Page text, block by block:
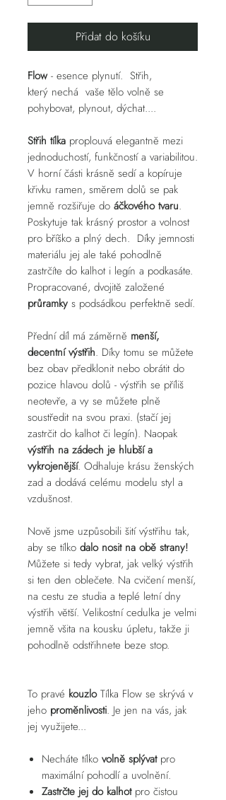
Přidat do košíku
Flow- esence plynutí. Střih,
který nechá vaše tělo volně se
pohybovat, plynout, dýchat....
Střih tílka proplouvá elegantně mezi
jednoduchostí, funkčností a variabilitou.
V horní části krásně sedí a kopíruje
křivku ramen, směrem dolů se pak
jemně rozšiřuje do áčkového tvaru.
Poskytuje tak krásný prostor a volnost
pro bříško a plný dech. Díky jemnosti
materiálu jej ale také pohodlně
zastrčíte do kalhot i legín a podkasáte.
Propracované, dvojitě založené
průramky s podsádkou perfektně sedí.
Přední díl má záměrně menší,
decentní výstřih. Díky tomu se můžete
bez obav předklonit nebo obrátit do
pozice hlavou dolů - výstřih se příliš
neotevře, a vy se můžete plně
soustředit na svou praxi. (stačí jej
zastrčit do kalhot či legín). Naopak
výstřih na zádech je hlubší a
vykrojenější. Odhaluje krásu ženských
zad a dodává celému modelu styl a
vzdušnost.
Nově jsme uzpůsobili šití výstřihu tak,
aby se tílko dalo nosit na obě strany!
Můžete si tedy vybrat, jak velký výstřih
si ten den oblečete. Na cvičení menší,
na cestu ze studia a teplé letní dny
výstřih větší. Velikostní cedulka je velmi
jemně všita na kousku úpletu, takže ji
pohodlně odstřihnete beze stop.
To pravé kouzloTílka Flow se skrývá v
jeho proměnlivosti. Je jen na vás, jak
jej využijete...
Necháte tílko volně splývatpro
maximální pohodlí a uvolnění.
Zastrčte jej do kalhot pro čistou